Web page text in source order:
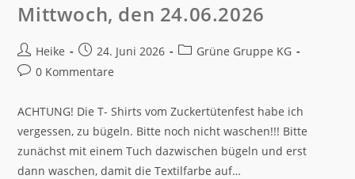
Mittwoch, den 24.06.2026
Heike 24. Juni 2026
Grüne Gruppe KG
0 Kommentare
ACHTUNG! Die T- Shirts vom Zuckertütenfest habe ich
vergessen, zu bügeln. Bitte noch nicht waschen!!! Bitte
zunächst mit einem Tuch dazwischen bügeln und erst
dann waschen, damit die Textilfarbe auf…